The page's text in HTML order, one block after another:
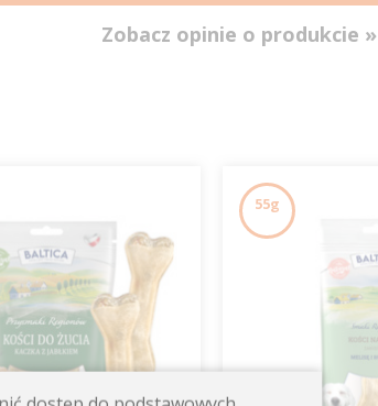
Zobacz opinie o produkcie »
55g